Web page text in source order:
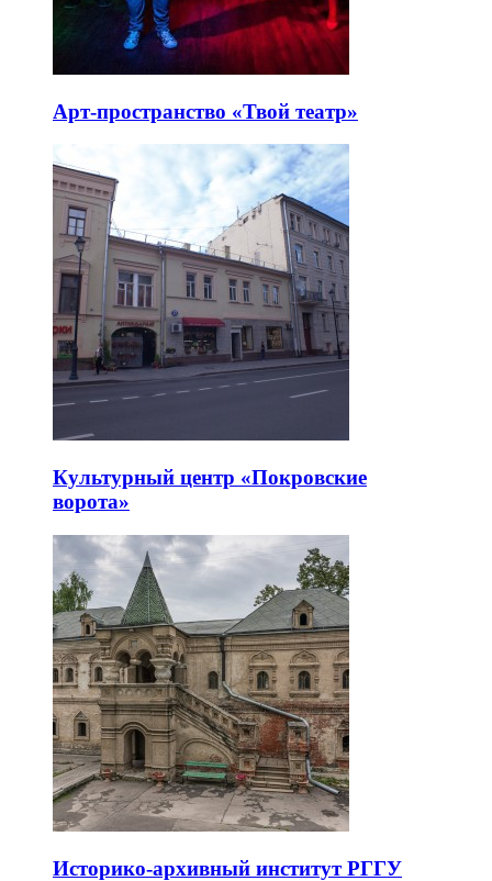
Арт-пространство «Твой театр»
Культурный центр «Покровские
ворота»
Историко-архивный институт РГГУ